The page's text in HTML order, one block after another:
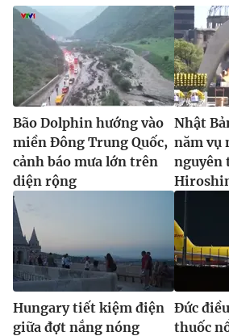
Bão Dolphin hướng vào
miền Đông Trung Quốc,
cảnh báo mưa lớn trên
diện rộng
Nhật
năm vụ
nguyên
Hungary tiết kiệm điện
giữa đợt nắng nóng
Đức
thuốc